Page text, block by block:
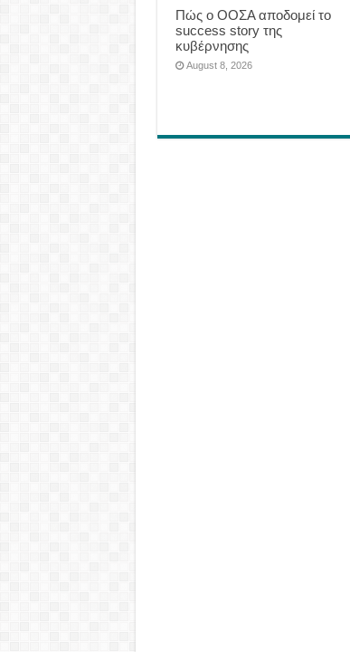
Πώς ο ΟΟΣΑ αποδομεί το
success story της
κυβέρνησης
August 8, 2026